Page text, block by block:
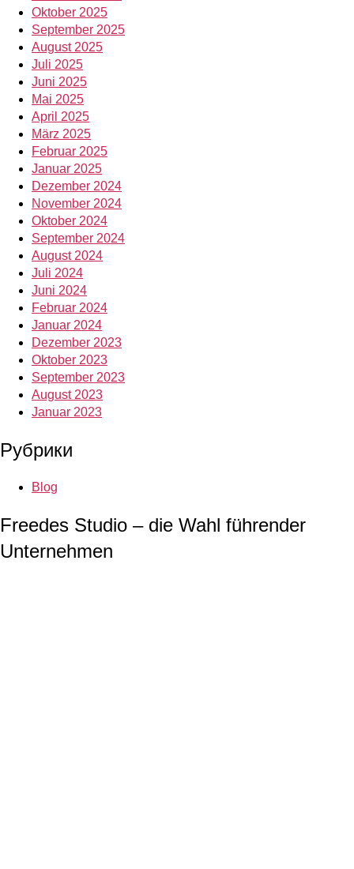
Oktober 2025
September 2025
August 2025
Juli 2025
Juni 2025
Mai 2025
April 2025
März 2025
Februar 2025
Januar 2025
Dezember 2024
November 2024
Oktober 2024
September 2024
August 2024
Juli 2024
Juni 2024
Februar 2024
Januar 2024
Dezember 2023
Oktober 2023
September 2023
August 2023
Januar 2023
Рубрики
Blog
Freedes Studio – die Wahl führender
Unternehmen